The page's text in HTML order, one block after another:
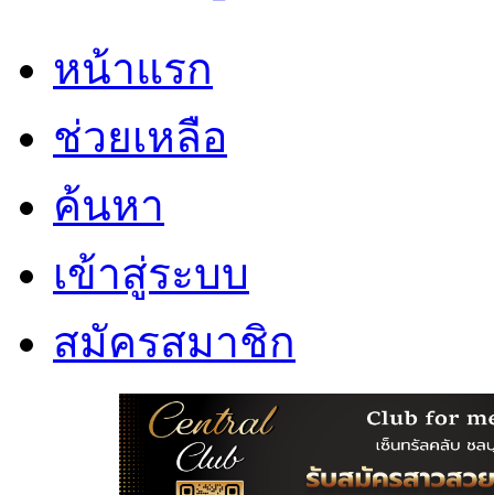
หน้าแรก
ช่วยเหลือ
ค้นหา
เข้าสู่ระบบ
สมัครสมาชิก